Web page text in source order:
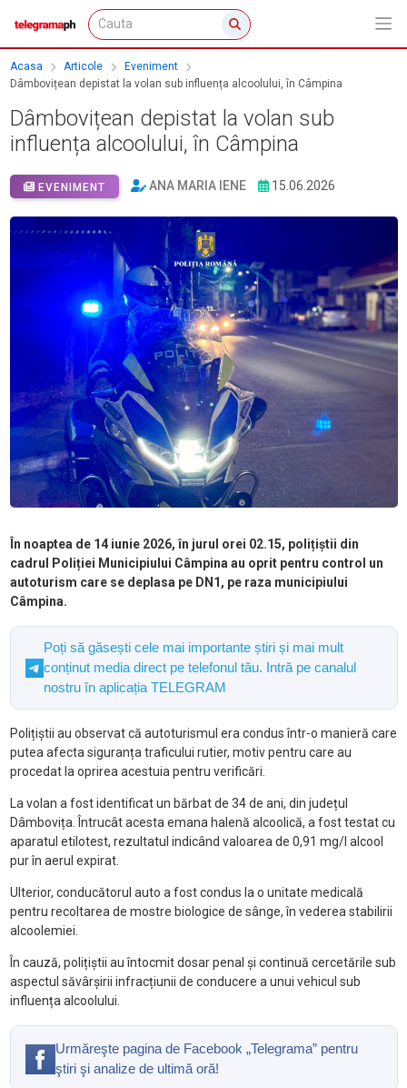
Acasa Articole
Eveniment
Dâmbovițean depistat la volan sub influența alcoolului, în Câmpina
Dâmbovițean depistat la volan sub
influența alcoolului, în Câmpina
EVENIMENT ANA MARIA IENE 15.06.2026
În noaptea de 14 iunie 2026, în jurul orei 02.15, polițiștii din
cadrul Poliției Municipiului Câmpina au oprit pentru control un
autoturism care se deplasa pe DN1, pe raza municipiului
Câmpina.
Poți să găsești cele mai importante știri și mai mult
conținut media direct pe telefonul tău. Intră pe canalul
nostru în aplicația TELEGRAM
Polițiștii au observat că autoturismul era condus într-o manieră care
putea afecta siguranța traficului rutier, motiv pentru care au
procedat la oprirea acestuia pentru verificări.
La volan a fost identificat un bărbat de 34 de ani, din județul
Dâmbovița. Întrucât acesta emana halenă alcoolică, a fost testat cu
aparatul etilotest, rezultatul indicând valoarea de 0,91 mg/l alcool
pur în aerul expirat.
Ulterior, conducătorul auto a fost condus la o unitate medicală
pentru recoltarea de mostre biologice de sânge, în vederea stabilirii
alcoolemiei.
În cauză, polițiștii au întocmit dosar penal și continuă cercetările sub
aspectul săvârșirii infracțiunii de conducere a unui vehicul sub
influența alcoolului.
Urmăreşte pagina de Facebook „Telegrama” pentru
ştiri şi analize de ultimă oră!